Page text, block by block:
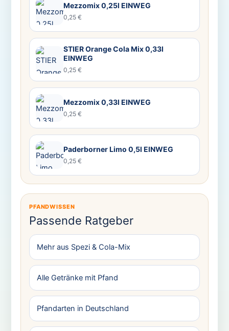
Mezzomix 0,25l EINWEG
0,25 €
STIER Orange Cola Mix 0,33l
EINWEG
0,25 €
Mezzomix 0,33l EINWEG
0,25 €
Paderborner Limo 0,5l EINWEG
0,25 €
PFANDWISSEN
Passende Ratgeber
Mehr aus Spezi & Cola-Mix
Alle Getränke mit Pfand
Pfandarten in Deutschland